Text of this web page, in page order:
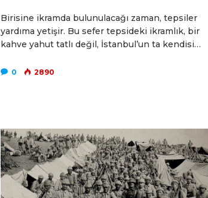
Birisine ikramda bulunulacağı zaman, tepsiler
yardıma yetişir. Bu sefer tepsideki ikramlık, bir
kahve yahut tatlı değil, İstanbul’un ta kendisi…
0 2890